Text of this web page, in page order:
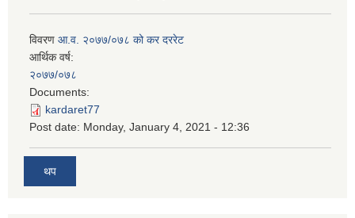
विवरण आ.व. २०७७/०७८ को कर दररेट
आर्थिक वर्ष:
२०७७/०७८
Documents:
kardaret77
Post date: Monday, January 4, 2021 - 12:36
थप